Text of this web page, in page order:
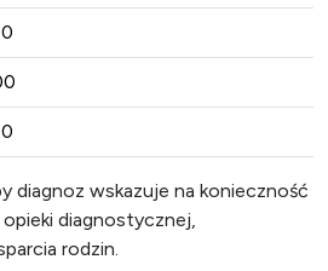
diagnoz wskazuje na konieczność
diagnostycznej,
rodzin.